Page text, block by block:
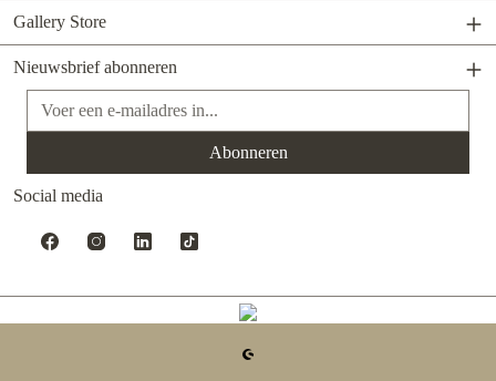
Gallery Store
Nieuwsbrief abonneren
E-mailadres*
Abonneren
Social media